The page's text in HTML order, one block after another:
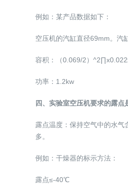
例如：某产品数据如下：
空压机的汽缸直径69mm。汽
容积：（0.069/2）
功率：1.2kw
四、实验室空压机要求的露点
露点温度：保持空气中的水
多。
例如：干燥器的标示方法：
露点≤-40℃